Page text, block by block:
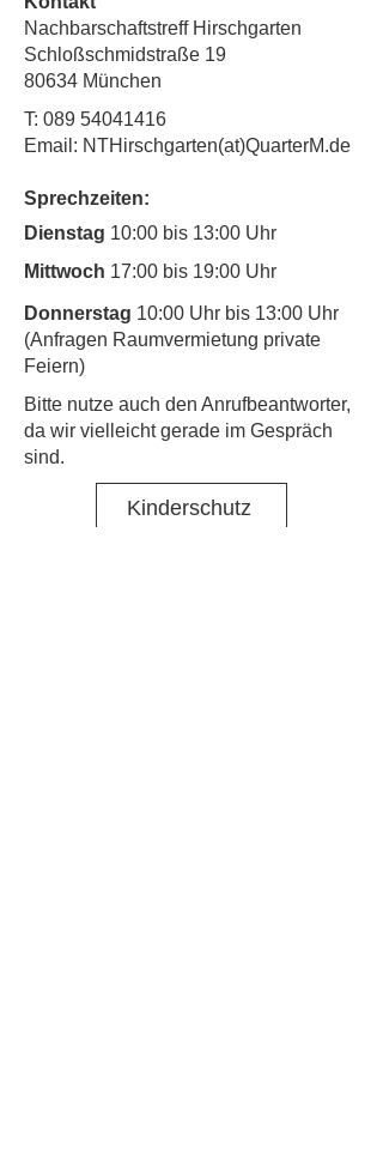
Nachbarschaftstreff Hirschgarten
Schloßschmidstraße 19
80634 München
T: 089 54041416
Email: NTHirschgarten(at)QuarterM.de
Sprechzeiten:
Dienstag 10:00 bis 13:00 Uhr
Mittwoch 17:00 bis 19:00 Uhr
Donnerstag 10:00 Uhr bis 13:00 Uhr
(Anfragen Raumvermietung private
Feiern)
​Bitte nutze auch den Anrufbeantworter,
da wir vielleicht gerade im Gespräch
sind.
Kinderschutz